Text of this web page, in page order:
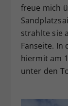
freue mich
strahlte sie
Fanseite. In
hiermit am
unter den